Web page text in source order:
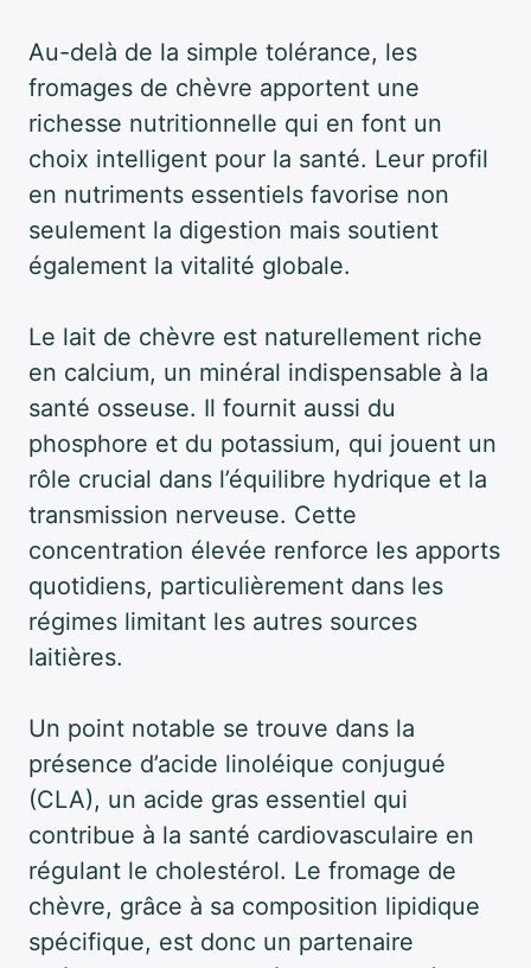
Au-delà de la simple tolérance, les
fromages de chèvre apportent une
richesse nutritionnelle qui en font un
choix intelligent pour la santé. Leur profil
en nutriments essentiels favorise non
seulement la digestion mais soutient
également la vitalité globale.
Le lait de chèvre est naturellement riche
en calcium, un minéral indispensable à la
santé osseuse. Il fournit aussi du
phosphore et du potassium, qui jouent un
rôle crucial dans l’équilibre hydrique et la
transmission nerveuse. Cette
concentration élevée renforce les apports
quotidiens, particulièrement dans les
régimes limitant les autres sources
laitières.
Un point notable se trouve dans la
présence d’acide linoléique conjugué
(CLA), un acide gras essentiel qui
contribue à la santé cardiovasculaire en
régulant le cholestérol. Le fromage de
chèvre, grâce à sa composition lipidique
spécifique, est donc un partenaire